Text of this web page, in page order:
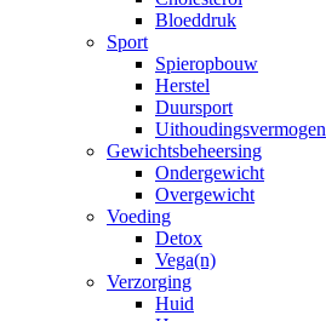
Bloeddruk
Sport
Spieropbouw
Herstel
Duursport
Uithoudingsvermogen
Gewichtsbeheersing
Ondergewicht
Overgewicht
Voeding
Detox
Vega(n)
Verzorging
Huid